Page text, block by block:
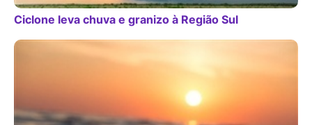
Ciclone leva chuva e granizo à Região Sul